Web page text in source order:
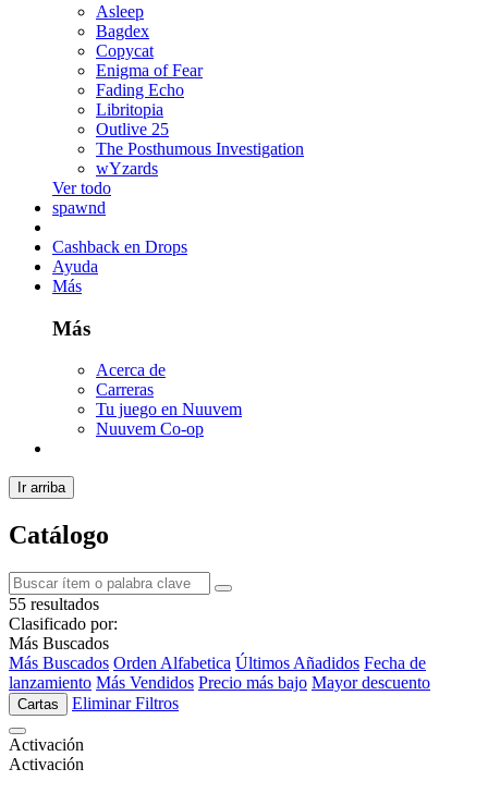
Asleep
Bagdex
Copycat
Enigma of Fear
Fading Echo
Libritopia
Outlive 25
The Posthumous Investigation
wYzards
Ver todo
spawnd
Cashback en Drops
Ayuda
Más
Más
Acerca de
Carreras
Tu juego en Nuuvem
Nuuvem Co-op
Ir arriba
Catálogo
55 resultados
Clasificado por:
Más Buscados
Más Buscados Orden Alfabetica Últimos Añadidos Fecha de
lanzamiento Más Vendidos Precio más bajo Mayor descuento
Cartas Eliminar Filtros
Activación
Activación